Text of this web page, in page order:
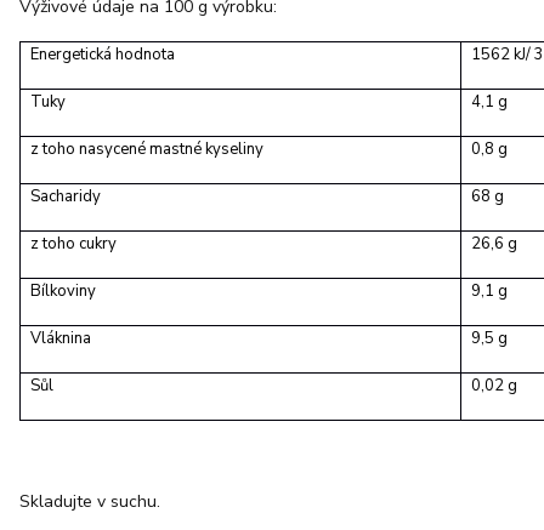
Výživové údaje na 100 g výrobku:
Energetická hodnota 1562 kJ/
Tuky 4,1 g
z toho nasycené mastné kyseliny 0,8 g
Sacharidy 68 g
z toho cukry 26,6 g
Bílkoviny 9,1 g
Vláknina 9,5 g
Sůl 0,02 g
Skladujte v suchu.